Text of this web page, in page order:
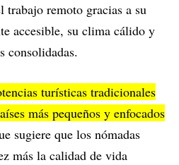
trabajo remoto gracias a su
accesible, su clima cálido y
consolidadas.
turísticas tradicionales
más pequeños y enfocados
sugiere que los nómadas
más la calidad de vida